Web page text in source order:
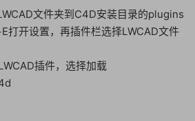
文件夹到C4D安装目录的plugins
打开设置，再插件栏选择LWCAD文件
插件，选择加载